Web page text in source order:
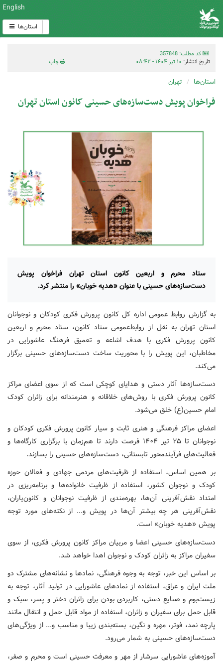
English
استان‌ها
کد مطلب: 357848
تاریخ انتشار: ۱۰ تیر ۱۴۰۴ - ۰۸:۴۲ چاپ
استان‌ها تهران
فراخوان پویش دست‌سازه‌های حسینی کانون استان تهران
ستاد محرم و اربعین کانون استان تهران فراخوان پویش
دست‌سازه‌های حسینی با عنوان «هدیه خوبان» را منتشر کرد.
به گزارش روابط عمومی اداره کل کانون پرورش فکری کودکان و نوجوانان
استان تهران به نقل از روابط‌عمومی ستاد کانون، ستاد محرم و اربعین
کانون پرورش فکری با هدف اشاعه و تعمیق فرهنگ عاشورایی در
مخاطبان، این پویش را با محوریت ساخت دست‌سازه‌های حسینی برگزار
می‌کند.
دست‌سازه‌ها آثار دستی و هدایای کوچکی است که از سوی اعضای مراکز
کانون پرورش فکری با روش‌های خلاقانه و هنرمندانه برای زائران کودک
امام حسین(ع) خلق می‌شود.
اعضای مراکز فرهنگی و هنری ثابت و سیار کانون پرورش فکری کودکان و
نوجوانان تا ۲۵ تیر ۱۴۰۴ فرصت دارند تا هم‌زمان با برگزاری کارگاه‌ها و
فعالیت‌های فرآیندمحور تابستانی، دست‌سازه‌های حسینی را بسازند.
بر همین اساس، استفاده از ظرفیت‌های مردمی جهادی و فعالان حوزه
کودک و نوجوان کشور، استفاده از ظرفیت خانواده‌ها و برنامه‌ریزی در
امتداد نقش‌آفرینی آن‌ها، بهره‌مندی از ظرفیت نوجوانان و کانون‌یاران،
نقش‌آفرینی هر چه بیشتر آن‌ها در پویش و... از نکته‌های مورد توجه
پویش «هدیه خوبان» است.
دست‌سازه‌های حسینی اعضا و مربیان مراکز کانون پرورش فکری، از سوی
سفیران مراکز به زائران کودک و نوجوان اهدا خواهد شد.
بر اساس این خبر، توجه به وجوه فرهنگی، نمادها و نشانه‌های مشترک دو
ملت ایران و عراق، استفاده از نمادهای عاشورایی در تولید آثار، توجه به
زیست‌بوم و صنایع دستی، کاربردی بودن برای زائران دختر و پسر، سبک و
قابل حمل برای سفیران و زائران، استفاده از مواد قابل حمل و انتقال مانند
پارچه نمد، فوتر، مهره و نگین، بسته‌بندی زیبا و مناسب و... از ویژگی‌های
دست‌سازه‌های حسینی به شمار می‌رود.
آموزه‌های عاشورایی سرشار از مهر و معرفت حسینی است و محرم و صفر،